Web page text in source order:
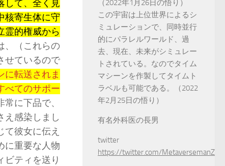
して、全く見
核寄生体に守
霊的権威から
、（これらの
せているので
に転送されま
べてのサポー
に下品で、
え感染しまし
彼女に伝え
に重要な人物
ビティを送り
（2022年1月26日の悟り）
この宇宙は上位世界によるシ
ミュレーションで、同時並行
的にパラレルワールド、過
去、現在、未来がシミュレー
トされている。なのでタイム
マシーンを作製してタイムト
ラベルも可能である。（2022
年2月25日の悟り）
有名外科医の長男
twitter
https://twitter.com/MetaversemanZ